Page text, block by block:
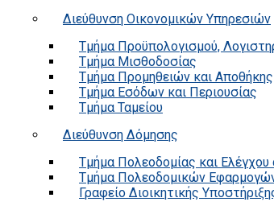
Διεύθυνση Οικονομικών Υπηρεσιών
Τμήμα Προϋπολογισμού,
Τμήμα Μισθοδοσίας
Τμήμα Προμηθειών και Αποθήκης
Τμήμα Εσόδων και Περιουσίας
Τμήμα Ταμείου
Διεύθυνση Δόμησης
Τμήμα Πολεοδομίας και
Τμήμα Πολεοδομικών
Γραφείο Διοικητικής